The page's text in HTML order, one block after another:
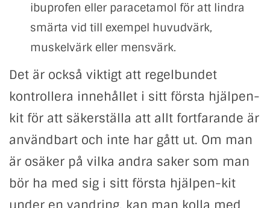
ibuprofen eller paracetamol för att lindra
smärta vid till exempel huvudvärk,
muskelvärk eller mensvärk.
Det är också viktigt att regelbundet
kontrollera innehållet i sitt första hjälpen-
kit för att säkerställa att allt fortfarande är
användbart och inte har gått ut. Om man
är osäker på vilka andra saker som man
bör ha med sig i sitt första hjälpen-kit